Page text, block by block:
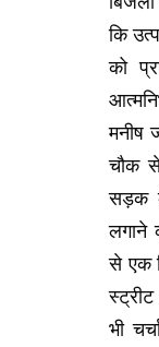
कि
को
मनीष
चौक
सड़क
लगाने
से एक
भी